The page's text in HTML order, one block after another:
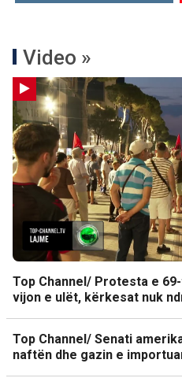
Video »
Top Channel/ Protesta e
vijon e ulët, kërkesat nuk
Top Channel/ Senati
naftën dhe gazin e